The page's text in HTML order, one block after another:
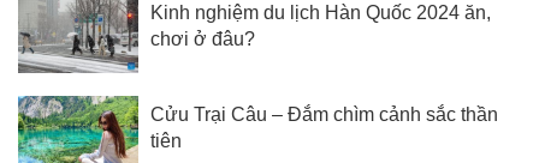
Kinh nghiệm du lịch Hàn Quốc 2024 ăn,
chơi ở đâu?
Cửu Trại Câu – Đắm chìm cảnh sắc thần
tiên